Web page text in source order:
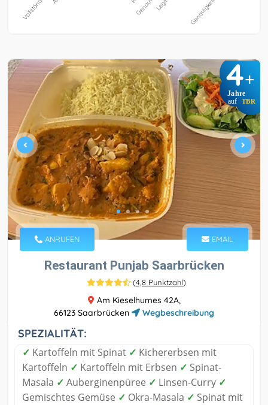
4+
Jahre
auf TBR
ANRUFEN EMAIL
Restaurant Punjab Saarbrücken
(4,8 Punktzahl)
Am Kieselhumes 42A,
66123 Saarbrücken
Wegbeschreibung
SPEZIALITÄT:
✓ Kartoffeln mit Spinat ✓ Kichererbsen mit
Kartoffeln ✓ Kartoffeln mit Erbsen ✓ Spinat-
Masala ✓ Auberginenpüree ✓ Linsen-Curry ✓
Gemischtes Gemüse ✓ Okra-Masala ✓ Spinat mit